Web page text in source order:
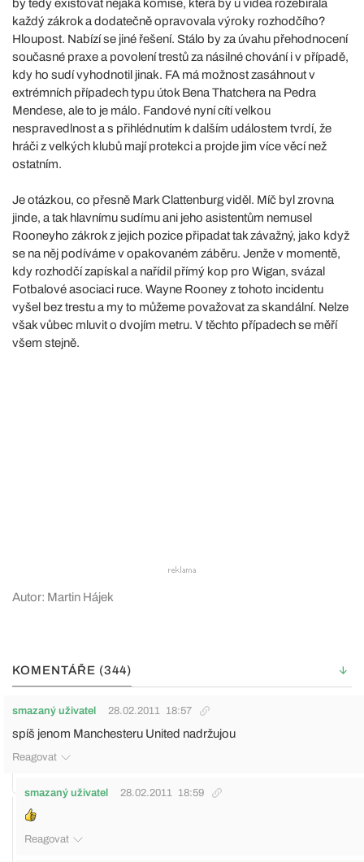
by tedy existovat nějaká komise, která by u videa rozebírala
každý zákrok a dodatečně opravovala výroky rozhodčího?
Hloupost. Nabízí se jiné řešení. Stálo by za úvahu přehodnocení
současné praxe a povolení trestů za násilné chování i v případě,
kdy ho sudí vyhodnotil jinak. FA má možnost zasáhnout v
extrémních případech typu útok Bena Thatchera na Pedra
Mendese, ale to je málo. Fandové nyní cítí velkou
nespravedlnost a s přihlédnutím k dalším událostem tvrdí, že
hráči z velkých klubů mají protekci a projde jim více věcí než
ostatním.
Je otázkou, co přesně Mark Clattenburg viděl. Míč byl zrovna
jinde, a tak hlavnímu sudímu ani jeho asistentům nemusel
Rooneyho zákrok z jejich pozice připadat tak závažný, jako když
se na něj podíváme v opakovaném záběru. Jenže v momentě,
kdy rozhodčí zapískal a nařídil přímý kop pro Wigan, svázal
Fotbalové asociaci ruce. Wayne Rooney z tohoto incidentu
vyšel bez trestu a my to můžeme považovat za skandální. Nelze
však vůbec mluvit o dvojím metru. V těchto případech se měří
všem stejně.
Autor: Martin Hájek
KOMENTÁŘE (344)
smazaný uživatel 28.02.2011 18:57
spíš jenom Manchesteru United nadržujou
Reagovat
smazaný uživatel 28.02.2011 18:59
Reagovat